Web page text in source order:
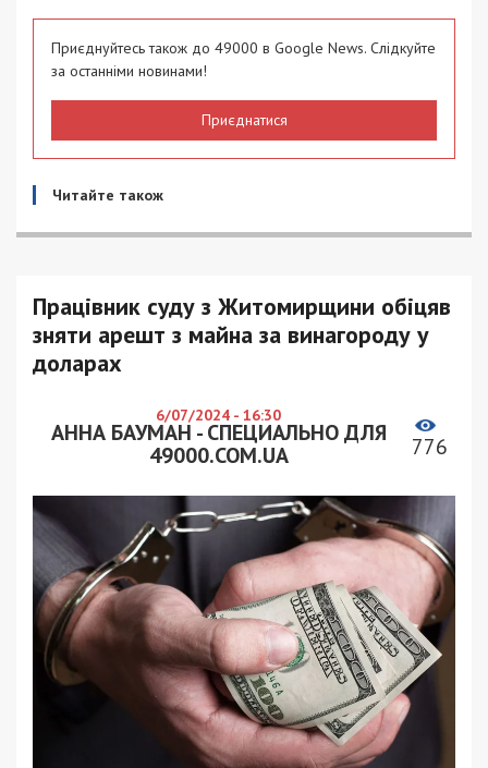
Приєднуйтесь також до 49000 в Google News. Слідкуйте
за останніми новинами!
Приєднатися
Читайте також
Працівник суду з Житомирщини обіцяв
зняти арешт з майна за винагороду у
доларах
6/07/2024 - 16:30
АННА БАУМАН - СПЕЦИАЛЬНО ДЛЯ
49000.COM.UA
776